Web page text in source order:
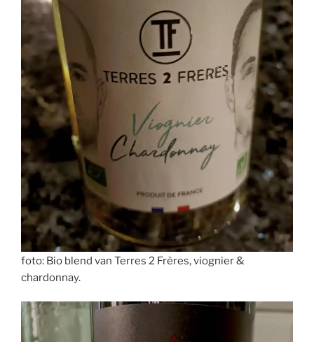
foto: Bio blend van Terres 2 Frères, viognier &
chardonnay.